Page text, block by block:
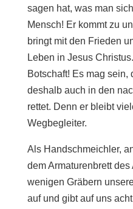
sagen hat, was man
Mensch! Er kommt zu
bringt mit den Frieden
Leben in Jesus
Botschaft! Es mag sein,
deshalb auch in den
rettet. Denn er bleibt
Wegbegleiter.
Als Handschmeichler,
dem Armaturenbrett
wenigen Gräbern
auf und gibt auf uns